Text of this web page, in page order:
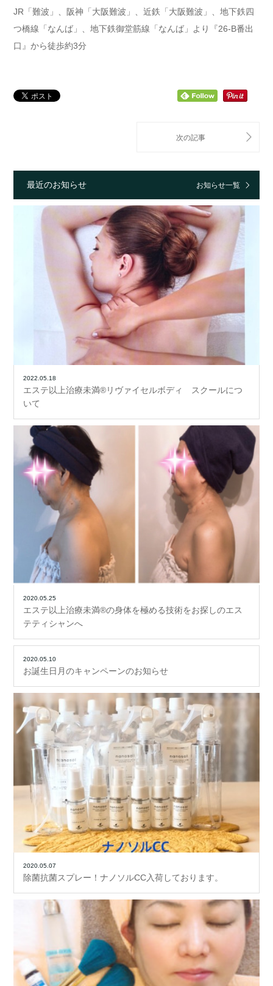
JR「難波」、阪神「大阪難波」、近鉄「大阪難波」、地下鉄四
つ橋線「なんば」、地下鉄御堂筋線「なんば」より『26-B番出
口』から徒歩約3分
最近のお知らせ お知らせ一覧
2022.05.18
エステ以上治療未満®リヴァイセルボディ スクールにつ
いて
2020.05.25
エステ以上治療未満®の身体を極める技術をお探しのエス
テティシャンへ
2020.05.10
お誕生日月のキャンペーンのお知らせ
2020.05.07
除菌抗菌スプレー！ナノソルCC入荷しております。